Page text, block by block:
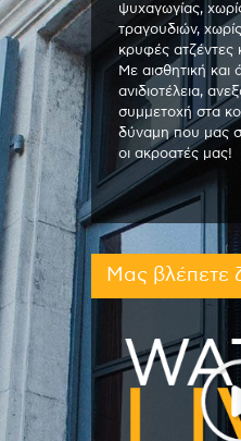
ψυχαγωγίας,
τραγουδιών,
κρυφές ατζέντες
Με αισθητική
ανιδιοτέλεια,
συμμετοχή στα
δύναμη που μας
οι ακροατές μας!
Μας βλέπετε